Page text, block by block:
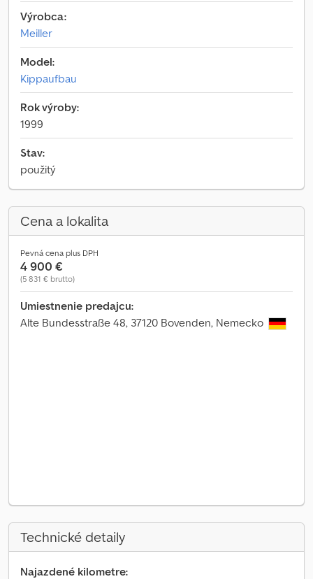
Výrobca:
Meiller
Model:
Kippaufbau
Rok výroby:
1999
Stav:
použitý
Cena a lokalita
Pevná cena plus DPH
4 900 €
(5 831 € brutto)
Umiestnenie predajcu:
Alte Bundesstraße 48, 37120 Bovenden, Nemecko
Technické detaily
Najazdené kilometre: